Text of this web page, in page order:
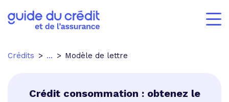
Crédits ... Modèle de lettre
Crédit consommation : obtenez le